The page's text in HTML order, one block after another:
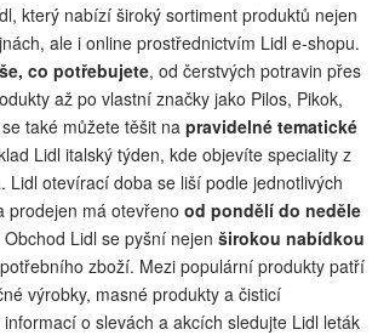
který nabízí široký sortiment produktů nejen
ale i online prostřednictvím Lidl e-shopu.
co potřebujete, od čerstvých potravin přes
až po vlastní značky jako Pilos, Pikok,
také můžete těšit na pravidelné tematické
Lidl italský týden, kde objevíte speciality z
Lidl otevírací doba se liší podle jednotlivých
prodejen má otevřeno od pondělí do neděle
Obchod Lidl se pyšní nejen širokou nabídkou
zboží. Mezi populární produkty patří
výrobky, masné produkty a čisticí
o slevách a akcích sledujte Lidl leták